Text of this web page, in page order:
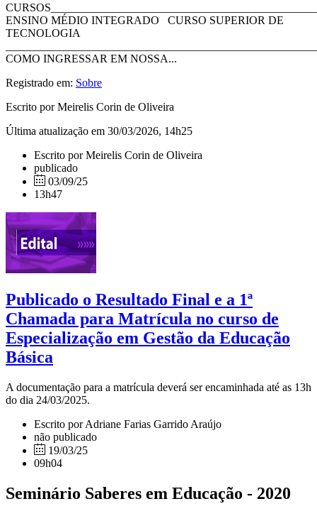
ENSINO MÉDIO INTEGRADO CURSO SUPERIOR DE
TECNOLOGIA
COMO INGRESSAR EM NOSSA...
Registrado em: Sobre
Escrito por Meirelis Corin de Oliveira
Última atualização em 30/03/2026, 14h25
Escrito por Meirelis Corin de Oliveira
publicado
03/09/25
13h47
Publicado o Resultado Final e a 1ª
Chamada para Matrícula no curso de
Especialização em Gestão da Educação
Básica
A documentação para a matrícula deverá ser encaminhada até as 13h
do dia 24/03/2025.
Escrito por Adriane Farias Garrido Araújo
não publicado
19/03/25
09h04
Seminário Saberes em Educação - 2020